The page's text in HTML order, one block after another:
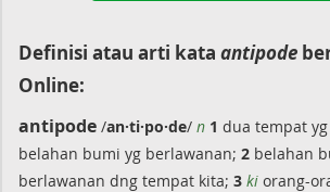
Definisi atau arti kata antipode
Online:
antipode /an·ti·po·de/ n 1 dua tempat
belahan bumi yg berlawanan; 2 belahan
berlawanan dng tempat kita; 3 ki orang-